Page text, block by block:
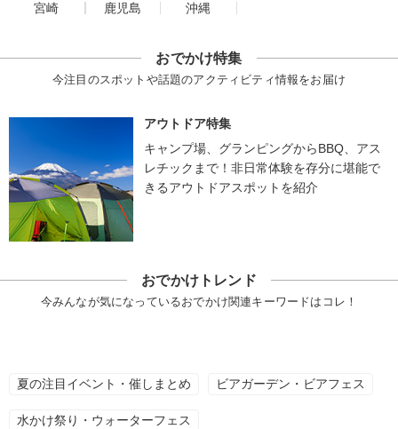
宮崎
鹿児島 沖縄
おでかけ特集
今注目のスポットや話題のアクティビティ情報をお届け
アウトドア特集
キャンプ場、グランピングからBBQ、アス
レチックまで！非日常体験を存分に堪能で
きるアウトドアスポットを紹介
おでかけトレンド
今みんなが気になっているおでかけ関連キーワードはコレ！
夏の注目イベント・催しまとめ ビアガーデン・ビアフェス
水かけ祭り・ウォーターフェス